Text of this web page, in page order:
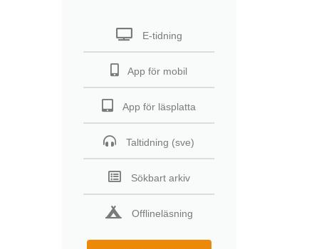
E-tidning
App för mobil
App för läsplatta
Taltidning (sve)
Sökbart arkiv
Offlineläsning